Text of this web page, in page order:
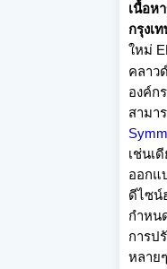
เนื้อห
กรุงเ
ใหม่
คลาว
องค์ก
สามา
เช่นเดี
ออกแ
ดีไซน์
กำหน
การป
หลาย